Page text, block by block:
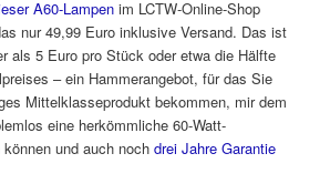
A60-Lampen im LCTW-Online-Shop
nur 49,99 Euro inklusive Versand. Das ist
als 5 Euro pro Stück oder etwa die Hälfte
– ein Hammerangebot, für das Sie
Mittelklasseprodukt bekommen, mir dem
eine herkömmliche 60-Watt-
und auch nochdrei Jahre Garantie